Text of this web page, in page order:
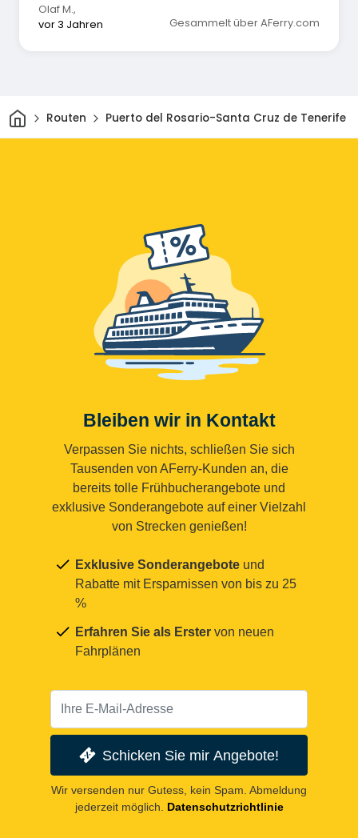
Olaf M.,
vor 3 Jahren
Gesammelt über AFerry.com
HeimRouten Puerto del Rosario-Santa Cruz de Tenerife
Bleiben wir in Kontakt
Verpassen Sie nichts, schließen Sie sich
Tausenden von AFerry-Kunden an, die
bereits tolle Frühbucherangebote und
exklusive Sonderangebote auf einer Vielzahl
von Strecken genießen!
Exklusive Sonderangebote und
Rabatte mit Ersparnissen von bis zu 25
%
Erfahren Sie als Erster von neuen
Fahrplänen
Schicken Sie mir Angebote!
Wir versenden nur Gutess, kein Spam. Abmeldung
jederzeit möglich.
Datenschutzrichtlinie